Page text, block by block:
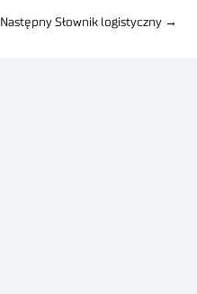
Następny Słownik logistyczny →